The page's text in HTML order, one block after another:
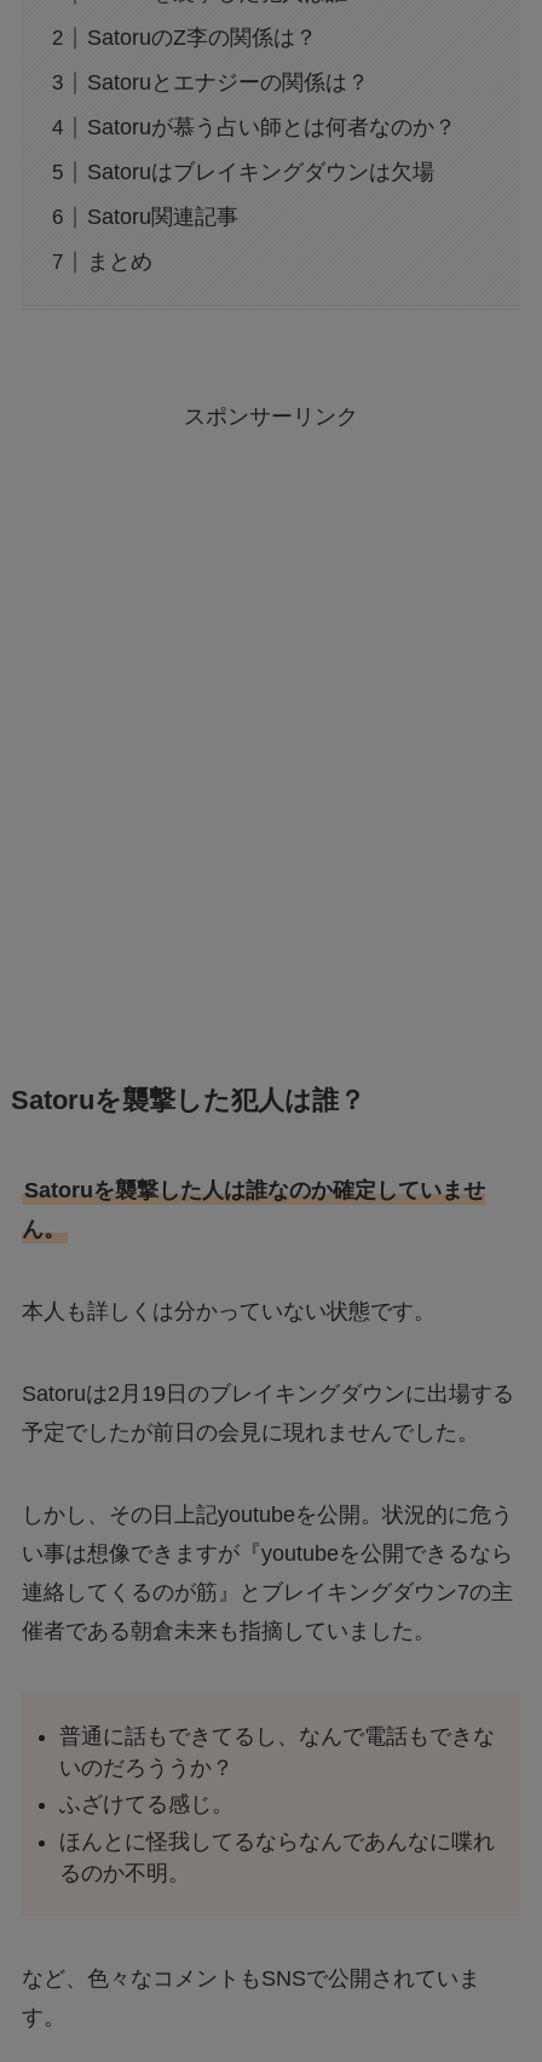
SatoruのZ李の関係は？
Satoruとエナジーの関係は？
Satoruが慕う占い師とは何者なのか？
Satoruはブレイキングダウンは欠場
Satoru関連記事
まとめ
スポンサーリンク
Satoruを襲撃した犯人は誰？
Satoruを襲撃した人は誰なのか確定していませ
ん。
本人も詳しくは分かっていない状態です。
Satoruは2月19日のブレイキングダウンに出場する
予定でしたが前日の会見に現れませんでした。
しかし、その日上記youtubeを公開。状況的に危う
い事は想像できますが『youtubeを公開できるなら
連絡してくるのが筋』とブレイキングダウン7の主
催者である朝倉未来も指摘していました。
普通に話もできてるし、なんで電話もできな
いのだろううか？
ふざけてる感じ。
ほんとに怪我してるならなんであんなに喋れ
るのか不明。
など、色々なコメントもSNSで公開されていま
す。